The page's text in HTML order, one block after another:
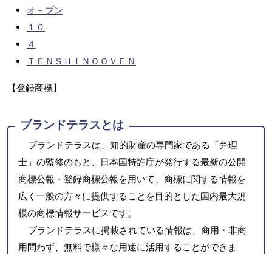
オ－ブン
１０
４
ＴＥＮＳＨＩＮＯＯＶＥＮ
【登録商標】
ブランドテラスとは
ブランドテラスは、知的財産の専門家である「弁理
士」の監修のもと、日本国特許庁が発行する最新の公開
商標公報・登録商標公報を用いて、商標に関する情報を
広く一般の方々に提供することを目的とした国内最大規
模の商標情報サービスです。
ブランドテラスに掲載されている情報は、商用・非商
用問わず、無料で様々な用途に活用することができま